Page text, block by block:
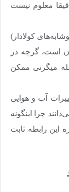
معلوم نیست
کولادار)
است، گرچه در
میگرنی ممکن
آب و هوایی
چرا اینگونه
این رابطه ثابت